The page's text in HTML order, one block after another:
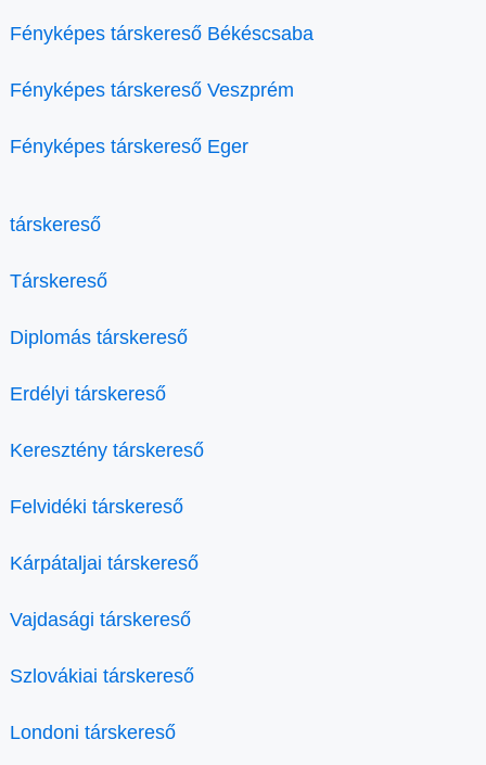
Fényképes társkereső Békéscsaba
Fényképes társkereső Veszprém
Fényképes társkereső Eger
társkereső
Társkereső
Diplomás társkereső
Erdélyi társkereső
Keresztény társkereső
Felvidéki társkereső
Kárpátaljai társkereső
Vajdasági társkereső
Szlovákiai társkereső
Londoni társkereső